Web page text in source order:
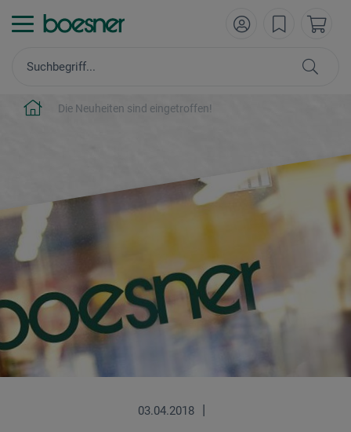
Die Neuheiten sind eingetroffen!
03.04.2018 |